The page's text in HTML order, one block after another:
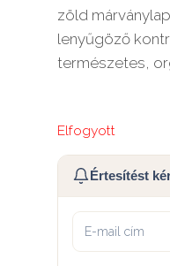
zöld
lenyűgöző
természetes,
Elfogyott
Értesítést